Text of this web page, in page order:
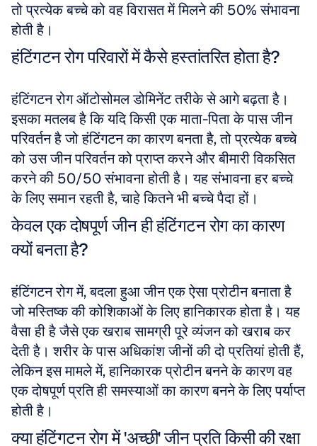
तो प्रत्येक बच्चे को वह विरासत में मिलने की 50% संभावना
होती है।
हंटिंगटन रोग परिवारों में कैसे हस्तांतरित होता है?
हंटिंगटन रोग ऑटोसोमल डोमिनेंट तरीके से आगे बढ़ता है।
इसका मतलब है कि यदि किसी एक माता-पिता के पास जीन
परिवर्तन है जो हंटिंगटन का कारण बनता है, तो प्रत्येक बच्चे
को उस जीन परिवर्तन को प्राप्त करने और बीमारी विकसित
करने की 50/50 संभावना होती है। यह संभावना हर बच्चे
के लिए समान रहती है, चाहे कितने भी बच्चे पैदा हों।
केवल एक दोषपूर्ण जीन ही हंटिंगटन रोग का कारण
क्यों बनता है?
हंटिंगटन रोग में, बदला हुआ जीन एक ऐसा प्रोटीन बनाता है
जो मस्तिष्क की कोशिकाओं के लिए हानिकारक होता है। यह
वैसा ही है जैसे एक खराब सामग्री पूरे व्यंजन को खराब कर
देती है। शरीर के पास अधिकांश जीनों की दो प्रतियां होती हैं,
लेकिन इस मामले में, हानिकारक प्रोटीन बनने के कारण वह
एक दोषपूर्ण प्रति ही समस्याओं का कारण बनने के लिए पर्याप्त
होती है।
क्या हंटिंगटन रोग में 'अच्छी' जीन प्रति किसी की रक्षा